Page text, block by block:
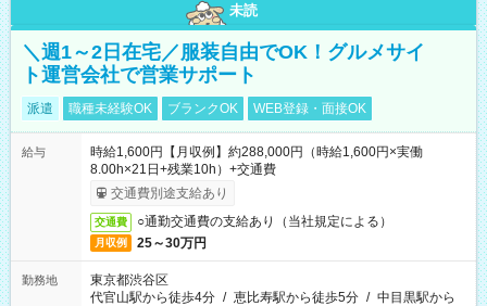
未読
＼週1～2日在宅／服装自由でOK！グルメサイ
ト運営会社で営業サポート
派遣 職種未経験OK ブランクOK WEB登録・面接OK
給与
時給1,600円【月収例】約288,000円（時給1,600円×実働
8.00h×21日+残業10h）+交通費
交通費別途支給あり
交通費 ○通勤交通費の支給あり（当社規定による）
月収例 25～30万円
勤務地
東京都渋谷区
代官山駅から徒歩4分 / 恵比寿駅から徒歩5分 / 中目黒駅から